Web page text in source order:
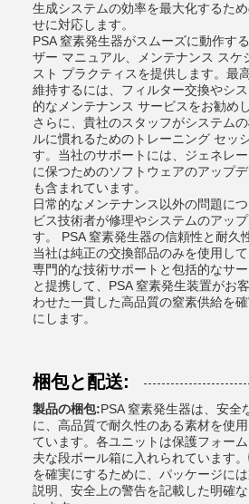
生成システムの効率を最大化するた
せに対応します。
PSA 窒素発生器がスムーズに動作す
ザー マニュアル、メンテナンス スケ
スト プラクティスを提供します。最
維持するには、フィルター交換やシ
的なメンテナンス サービスをお勧めし
さらに、貴社のスタッフがシステム
ルに慣れるためのトレーニング セッ
す。当社のサポートには、ジェネレ
に保つためのソフトウェアのアップ
も含まれています。
日常的なメンテナンス以外の問題に
ビス技術者が修理やシステムのアッ
す。 PSA 窒素発生器の信頼性と耐久
当社は純正の交換部品のみを使用して
専門的な技術サポートと包括的なサ
と提携して、PSA 窒素発生装置がお
わせた一貫した高品質の窒素供給を
にします。
梱包と配送:
製品の梱包:PSA 窒素発生器は、安全
に、高品質で耐久性のある素材を使
ています。各ユニットは保護フォー
夫な段ボール箱に入れられています
を確実にするために、パッケージに
説明、安全上の警告を記載した明確